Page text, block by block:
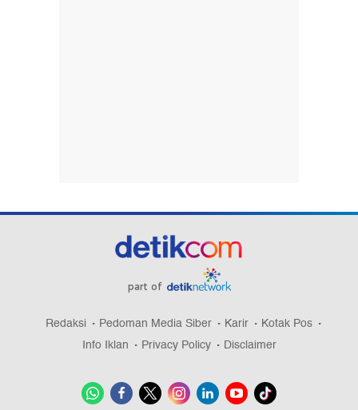
part of
Redaksi Pedoman Media Siber Karir
Kotak Pos
Info Iklan
Privacy Policy Disclaimer